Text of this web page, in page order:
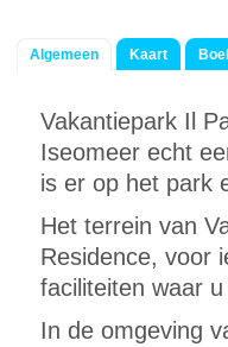
Algemeen Kaart
Vakantiepark Il
Iseomeer echt
is er op het park
Het terrein van
Residence, voor
faciliteiten waar
In de omgeving